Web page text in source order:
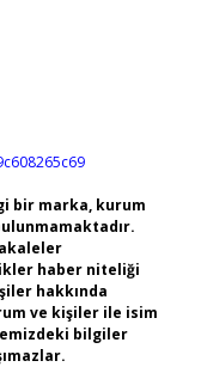
bir marka, kurum
haber niteliği
hakkında
ve kişiler ile isim
bilgiler